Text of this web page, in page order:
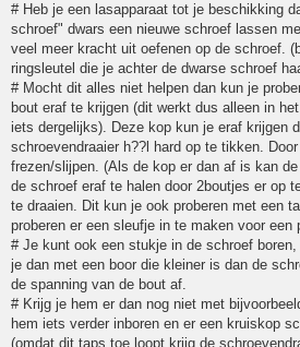
# Heb je een lasapparaat tot je beschikking
schroef" dwars een nieuwe schroef lassen
veel meer kracht uit oefenen op de schroef.
ringsleutel die je achter de dwarse schroef
# Mocht dit alles niet helpen dan kun je
bout eraf te krijgen (dit werkt dus alleen in
iets dergelijks). Deze kop kun je eraf krijgen
schroevendraaier h??l hard op te tikken.
frezen/slijpen. (Als de kop er dan af is kan
de schroef eraf te halen door 2boutjes er op
te draaien. Dit kun je ook proberen met een
proberen er een sleufje in te maken voor een
# Je kunt ook een stukje in de schroef
je dan met een boor die kleiner is dan de
de spanning van de bout af.
# Krijg je hem er dan nog niet met
hem iets verder inboren en er een kruiskop
(omdat dit taps toe loopt krijg de